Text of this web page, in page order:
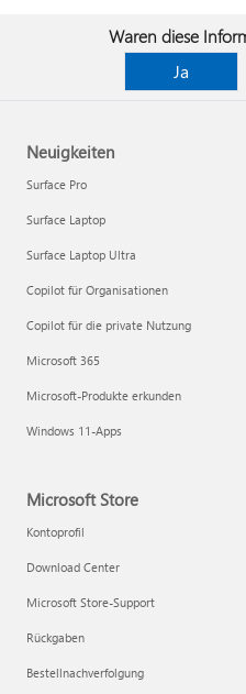
Waren diese
Ja
Neuigkeiten
Surface Pro
Surface Laptop
Surface Laptop Ultra
Copilot für Organisationen
Copilot für die private Nutzung
Microsoft 365
Microsoft-Produkte erkunden
Windows 11-Apps
Microsoft Store
Kontoprofil
Download Center
Microsoft Store-Support
Rückgaben
Bestellnachverfolgung